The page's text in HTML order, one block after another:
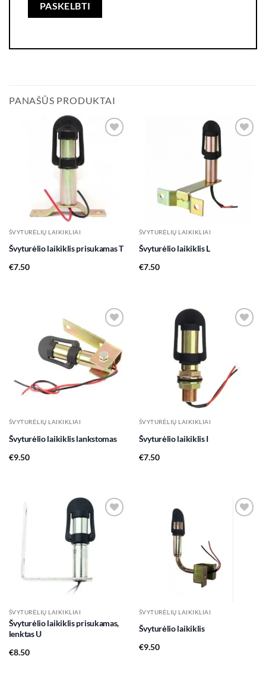
PANAŠŪS PRODUKTAI
ŠVYTURĖLIŲ LAIKIKLIAI
Švyturėlio laikiklis prisukamas T
€7.50
ŠVYTURĖLIŲ LAIKIKLIAI
Švyturėlio laikiklis L
€7.50
wishlist
ŠVYTURĖLIŲ LAIKIKLIAI
Švyturėlio laikiklis lankstomas
€9.50
ŠVYTURĖLIŲ LAIKIKLIAI
Švyturėlio laikiklis I
€7.50
ŠVYTURĖLIŲ LAIKIKLIAI
Švyturėlio laikiklis prisukamas,
lenktas U
€8.50
ŠVYTURĖLIŲ LAIKIKLIAI
Švyturėlio laikiklis
€9.50